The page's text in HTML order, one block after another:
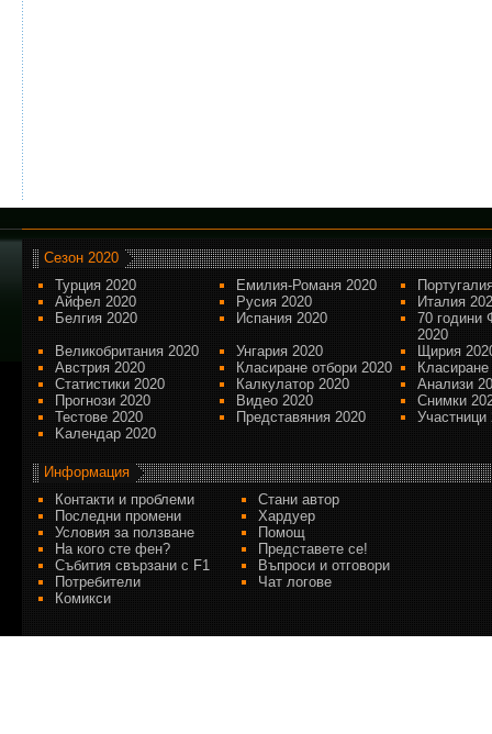
Сезон 2020
Турция 2020
Емилия-Романя 2020
Айфел 2020
Русия 2020
Италия
Белгия 2020
Испания 2020
70 години
2020
Великобритания 2020
Унгария 2020
Щирия
Австрия 2020
Класиране отбори 2020
Статистики 2020
Калкулатор 2020
Анализи
Прогнози 2020
Видео 2020
Снимки
Тестове 2020
Представяния 2020
Участници
Kалендар 2020
Информация
Контакти и проблеми
Стани автор
Последни промени
Хардуер
Условия за ползване
Помощ
На кого сте фен?
Представете се!
Събития свързани с F1
Въпроси и отговори
Потребители
Чат логове
Комикси